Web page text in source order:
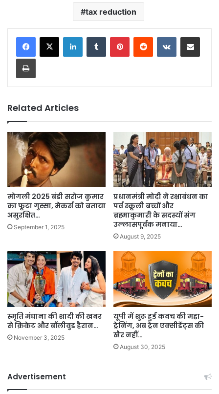
tax reduction
LinkedInTumblr PinterestReddit VKontakteShare via Email
Print
Related Articles
मोगली 2025 बंडी सरोज कुमार
का फूटा गुस्सा, मेकर्स को बताया
असुरक्षित…
September 1, 2025
प्रधानमंत्री मोदी ने रक्षाबंधन का
पर्व स्कूली बच्चों और
ब्रह्माकुमारी के सदस्यों संग
उल्लासपूर्वक मनाया…
August 9, 2025
स्मृति मंधाना की शादी की खबर
से क्रिकेट और बॉलीवुड हैरान…
November 3, 2025
यूपी में शुरू हुई कवच की महा-
ट्रेनिंग, अब ट्रेन एक्सीडेंट्स की
खैर नहीं…
August 30, 2025
Advertisement